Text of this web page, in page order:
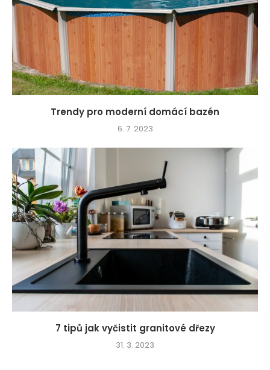
Trendy pro moderní domácí bazén
6. 7. 2023
7 tipů jak vyčistit granitové dřezy
31. 3. 2023